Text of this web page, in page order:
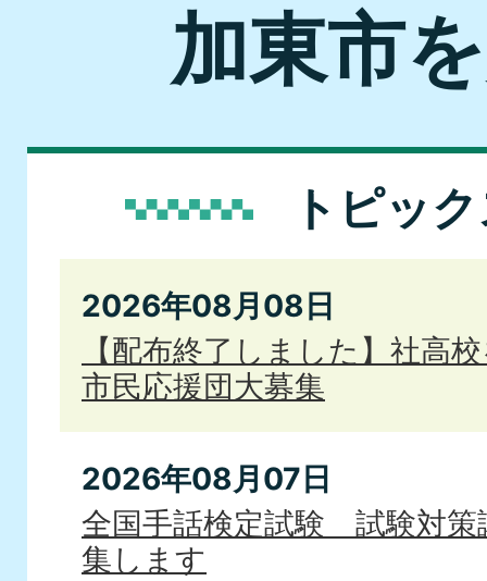
加東市
トピッ
2026年08月08日
【配布終了しました】社高
市民応援団大募集
2026年08月07日
全国手話検定試験 試験対策
集します